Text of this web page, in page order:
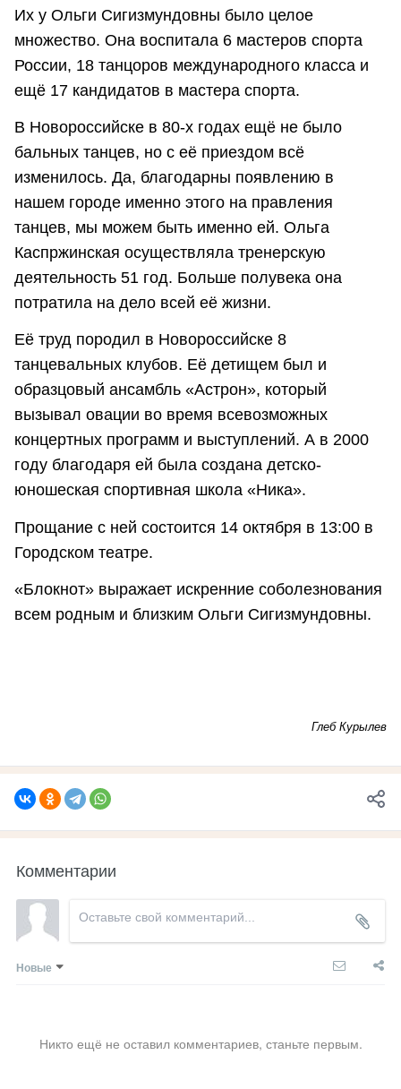
Их у Ольги Сигизмундовны было целое
множество. Она воспитала 6 мастеров спорта
России, 18 танцоров международного класса и
ещё 17 кандидатов в мастера спорта.
В Новороссийске в 80-х годах ещё не было
бальных танцев, но с её приездом всё
изменилось. Да, благодарны появлению в
нашем городе именно этого на правления
танцев, мы можем быть именно ей. Ольга
Каспржинская осуществляла тренерскую
деятельность 51 год. Больше полувека она
потратила на дело всей её жизни.
Её труд породил в Новороссийске 8
танцевальных клубов. Её детищем был и
образцовый ансамбль «Астрон», который
вызывал овации во время всевозможных
концертных программ и выступлений. А в 2000
году благодаря ей была создана детско-
юношеская спортивная школа «Ника».
Прощание с ней состоится 14 октября в 13:00 в
Городском театре.
«Блокнот» выражает искренние соболезнования
всем родным и близким Ольги Сигизмундовны.
Глеб Курылев
Комментарии
Новые
Никто ещё не оставил комментариев, станьте первым.